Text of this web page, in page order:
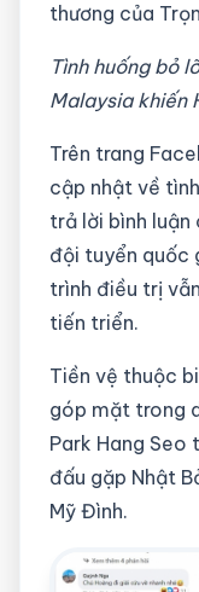
thương của
Tình huống bỏ
Malaysia khiến
Trên trang
cập nhật về
trả lời bình luận
đội tuyển quốc
trình điều trị
tiến triển.
Tiền vệ thuộc
góp mặt trong
Park Hang
đấu gặp Nhật
Mỹ Đình.